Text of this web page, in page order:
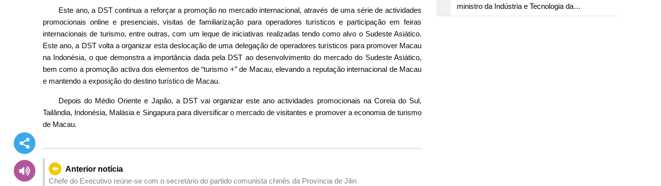
Este ano, a DST continua a reforçar a promoção no mercado internacional, através de uma série de actividades
promocionais online e presenciais, visitas de familiarização para operadores turísticos e participação em feiras
internacionais de turismo, entre outras, com um leque de iniciativas realizadas tendo como alvo o Sudeste Asiático.
Este ano, a DST volta a organizar esta deslocação de uma delegação de operadores turísticos para promover Macau
na Indonésia, o que demonstra a importância dada pela DST ao desenvolvimento do mercado do Sudeste Asiático,
bem como a promoção activa dos elementos de “turismo +” de Macau, elevando a reputação internacional de Macau
e mantendo a exposição do destino turístico de Macau.
Depois do Médio Oriente e Japão, a DST vai organizar este ano actividades promocionais na Coreia do Sul,
Tailândia, Indonésia, Malásia e Singapura para diversificar o mercado de visitantes e promover a economia de turismo
de Macau.
Anterior notícia
Chefe do Executivo reúne-se com o secretário do partido comunista chinês da Província de Jilin
ministro da Indústria e Tecnologia da
Informação